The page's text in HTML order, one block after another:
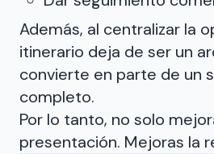
Además, al centralizar la
itinerario deja de ser un
convierte en parte de un
completo.
Por lo tanto, no solo
presentación. Mejoras la